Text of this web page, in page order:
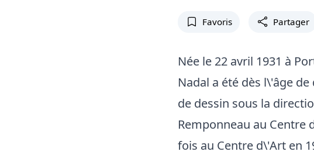
Favoris Partager
Née le 22 avril 1931 à
Nadal a été dès l\'âge
de dessin sous la
Remponneau au Centre
fois au Centre d\'Art en